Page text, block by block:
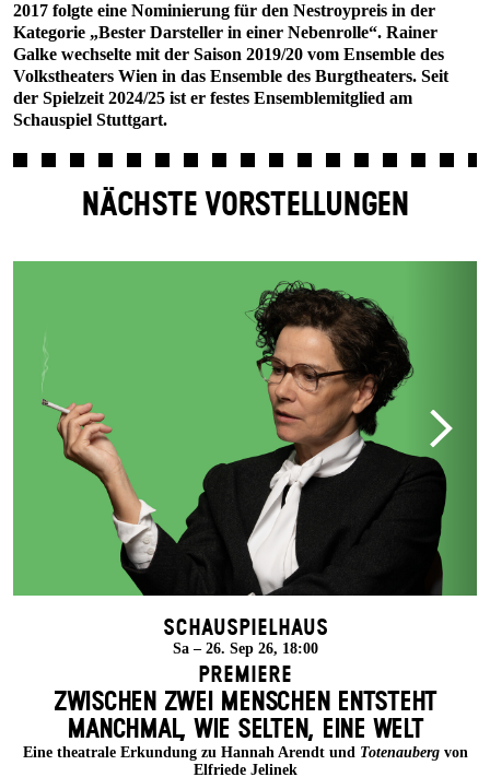
2017 folgte eine Nominierung für den Nestroypreis in der
Kategorie „Bester Darsteller in einer Nebenrolle“. Rainer
Galke wechselte mit der Saison 2019/20 vom Ensemble des
Volkstheaters Wien in das Ensemble des Burgtheaters. Seit
der Spielzeit 2024/25 ist er festes Ensemblemitglied am
Schauspiel Stuttgart.
NÄCHSTE VORSTELLUNGEN
Schauspielhaus
Sa – 26. Sep 26, 18:00
Premiere
ZWISCHEN ZWEI MENSCHEN ENT­STEHT
MANCH­MAL, WIE SELTEN, EINE WELT
Eine theatrale Erkundung zu Hannah Arendt und Totenaubergvon
Elfriede Jelinek